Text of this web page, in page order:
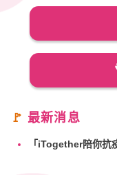
🚩最新消息
「iTogether陪你抗